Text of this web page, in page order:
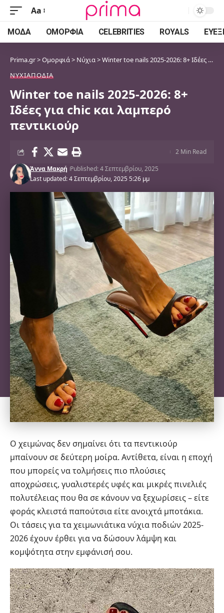
Font
Resizer
Aa
ΜΌΔΑ ΟΜΟΡΦΙΆ CELEBRITIES ROYALS
Prima.gr>Ομορφιά> Νύχια>Winter toe nails 2025-2026: 8+ Ιδέες για chic και λαμπερό πεντικιούρ
ΝΎΧΙΑΠΌΔΙΑ
Winter toe nails 2025-2026: 8+
Ιδέες για chic και λαμπερό
πεντικιούρ
Last updated: 4 Σεπτεμβρίου, 2025 5:26 μμ
Άννα Μακρή Published: 4 Σεπτεμβρίου, 2025
2 Min Read
Ο χειμώνας δεν σημαίνει ότι ταπεντικιούρ
μπαίνουν σε δεύτερη μοίρα. Αντίθετα, είναι η εποχή
που μπορείς να τολμήσεις πιο πλούσιες
αποχρώσεις, γυαλιστερές υφές και μικρές πινελιές
πολυτέλειας που θα σε κάνουν να ξεχωρίσεις – είτε
φοράς κλειστά παπούτσια είτε ανοιχτά μποτάκια.
Οι τάσεις για τα χειμωνιάτικα νύχια ποδιών 2025-
2026 έχουν έρθει για να δώσουν λάμψη και
κομψότητα στην εμφάνισή σου.